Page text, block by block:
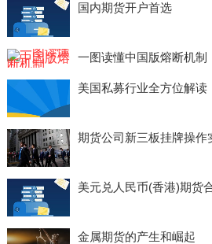
国内期货开户首选
一图读懂中国版熔断机制
美国私募行业全方位解读
期货公司新三板挂牌操作
美元兑人民币(香港)期货
金属期货的产生和崛起